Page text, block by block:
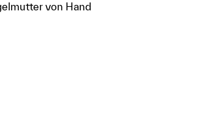
von Hand